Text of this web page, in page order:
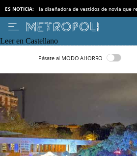
ES NOTICIA: la diseñadora de vestidos de novia que
Leer en Castellano
Pásate al MODO AHORRO